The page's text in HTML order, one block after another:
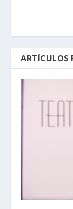
ARTÍCULOS